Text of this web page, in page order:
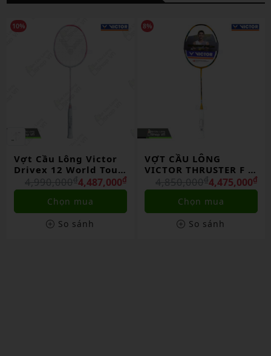
10%
Vợt Cầu Lông Victor
Drivex 12 World Tour
Final 2025 Lmt Chính
Hãng
4,487,000₫
4,990,000₫
Chọn mua
So sánh
8%
VỢT CẦU LÔNG
VICTOR THRUSTER F C
ULTRA X 2025 CHÍNH
HÃNG
4,475,000₫
4,850,000₫
Chọn mua
So sánh